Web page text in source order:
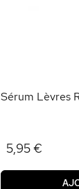
Sérum Lèvres
5,95 €